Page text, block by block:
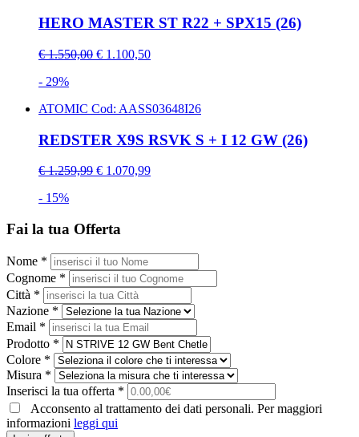
HERO MASTER ST R22 + SPX15 (26)
€ 1.550,00 € 1.100,50
- 29%
ATOMIC Cod: AASS03648I26
REDSTER X9S RSVK S + I 12 GW (26)
€ 1.259,99 € 1.070,99
- 15%
Fai la tua Offerta
Nome *
Cognome *
Città *
Nazione *
Email *
Prodotto *
Colore *
Misura *
Inserisci la tua offerta *
Acconsento al trattamento dei dati personali. Per maggiori
informazioni leggi qui